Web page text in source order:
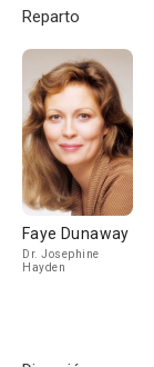
Reparto
Faye Dunaway
Dr. Josephine
Hayden